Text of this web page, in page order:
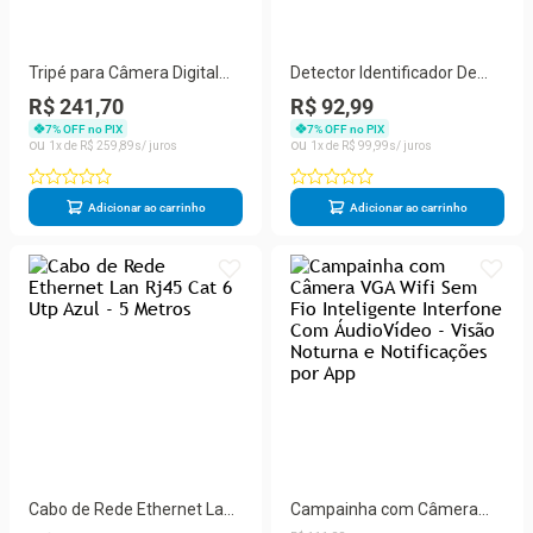
Tripé para Câmera Digital
Com Nível e Suporte Para
Celular 1.80 Mts
R$ 241,70
7% OFF no PIX
1
R$ 259 89
Adicionar ao carrinho
Detector Identificador De
Nota Falsa Cédula Dinheiro
R$ 92,99
7% OFF no PIX
1
R$ 99 99
Adicionar ao carrinho
Cabo de Rede Ethernet Lan
Campainha com Câmera